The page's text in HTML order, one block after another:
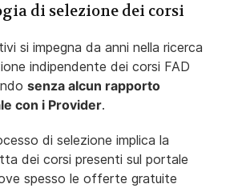
di selezione dei corsi
si impegna da anni nella ricerca
indipendente dei corsi FAD
senza alcun rapporto
con i Provider.
di selezione implica la
dei corsi presenti sul portale
spesso le offerte gratuite